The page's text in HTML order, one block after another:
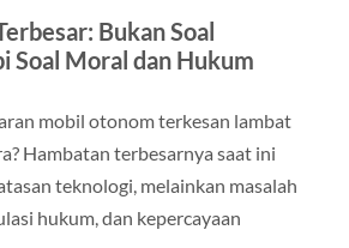
Bukan Soal
Soal Moral dan Hukum
mobil otonom terkesan lambat
Hambatan terbesarnya saat ini
teknologi, melainkan masalah
hukum, dan kepercayaan